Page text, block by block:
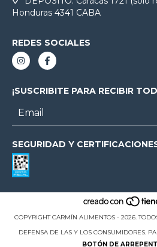
Honduras 4341 CABA
REDES SOCIALES
¡SUSCRIBITE PARA RECIBIR
SEGURIDAD Y
COPYRIGHT CARMÍN ALIMENTOS - 2026.
DEFENSA DE LAS Y LOS CONSUMIDORES.
BOTÓN DE